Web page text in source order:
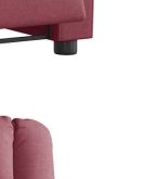
текстил
цел.
"Добави в
изберете броя